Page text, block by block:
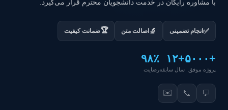
با مشاوره رایگان در خدمت دانشجویان محترم قرار می‌گیرد.
✅ انجام تضمینی 🔬 اصالت متن 🏆ضمانت کیفیت
+۵۰۰۰
پروژه موفق
+۱۲
سال سابقه
۹۸٪
رضایت
💬
📞
✉️